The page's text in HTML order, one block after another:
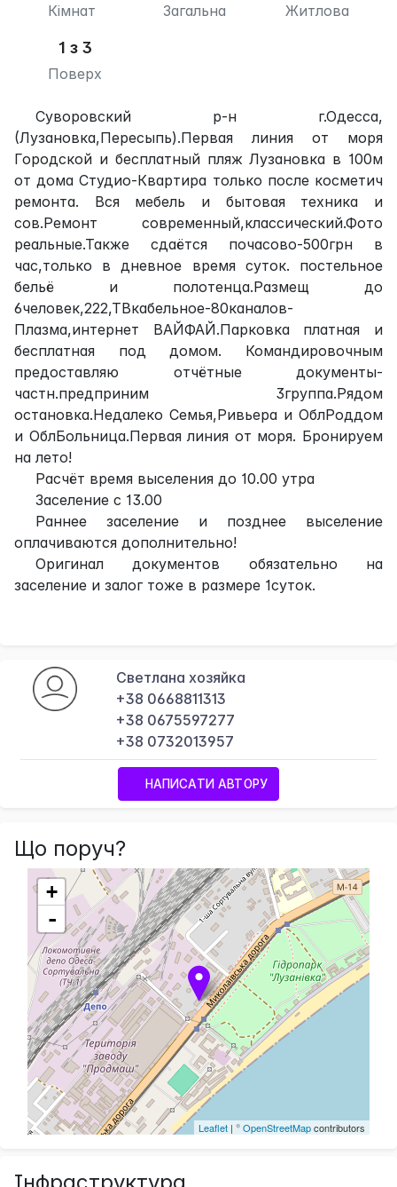
Кімнат Загальна Житлова
1 з 3
Поверх
Суворовский р-н г.Одесса,
(Лузановка,Пересыпь).Первая линия от моря
Городской и бесплатный пляж Лузановка в 100м
от дома Студио-Квартира только после косметич
ремонта. Вся мебель и бытовая техника и
сов.Ремонт современный,классический.Фото
реальные.Также сдаётся почасово-500грн в
час,только в дневное время суток. постельное
бельё и полотенца.Размещ до
6человек,222,ТВкабельное-80каналов-
Плазма,интернет ВАЙФАЙ.Парковка платная и
бесплатная под домом. Командировочным
предоставляю отчётные документы-
частн.предприним 3группа.Рядом
остановка.Недалеко Семья,Ривьера и ОблРоддом
и ОблБольница.Первая линия от моря. Бронируем
на лето!
Расчёт время выселения до 10.00 утра
Заселение с 13.00
Раннее заселение и позднее выселение
оплачиваются дополнительно!
Оригинал документов обязательно на
заселение и залог тоже в размере 1суток.
Светлана хозяйка
+38 0668811313
+38 0675597277
+38 0732013957
НАПИСАТИ АВТОРУ
Що поруч?
+
-
Leaflet | ©OpenStreetMapcontributors